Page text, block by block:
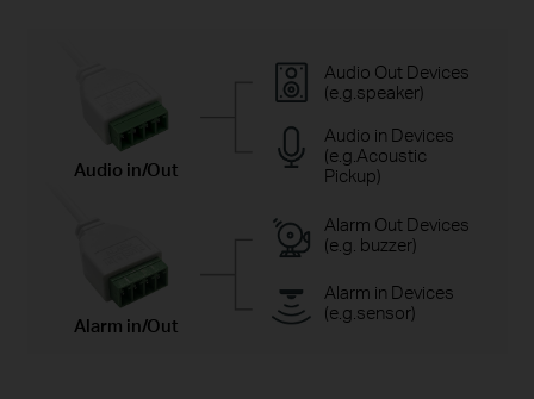
Audio in/Out
Alarm in/Out
Audio Out Devices
(e.g.speaker)
Audio in Devices
(e.g.Acoustic
Pickup)
Alarm Out Devices
(e.g. buzzer)
Alarm in Devices
(e.g.sensor)